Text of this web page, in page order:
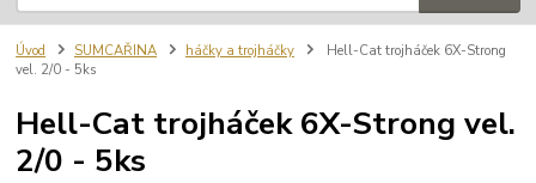
Úvod SUMCAŘINA háčky a trojháčky
Hell-Cat trojháček 6X-Strong
vel. 2/0 - 5ks
Hell-Cat trojháček 6X-Strong vel.
2/0 - 5ks